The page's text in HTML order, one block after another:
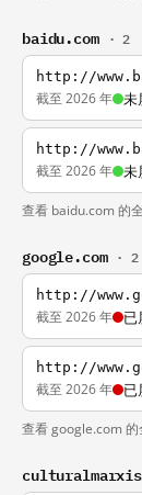
baidu.com · 2
http://
截至 2026 年 未
http://
截至 2026 年 未
查看 baidu.com 的
google.com · 2
http://
截至 2026 年 已
http://
截至 2026 年 已
查看 google.com